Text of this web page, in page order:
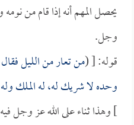
يحصل المهم أنه إذا قام من
وجل.
قوله: [ (من تعار من الليل
وحده لا شريك له، له الملك
] وهذا ثناء على الله عز وجل